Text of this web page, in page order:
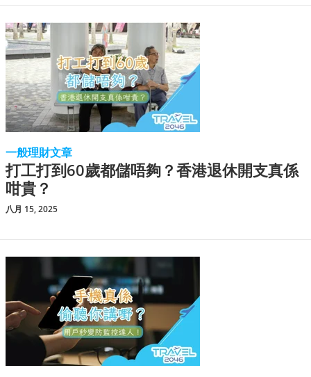
一般理財文章
打工打到60歲都儲唔夠？香港退休開支真係
咁貴？
八月 15, 2025